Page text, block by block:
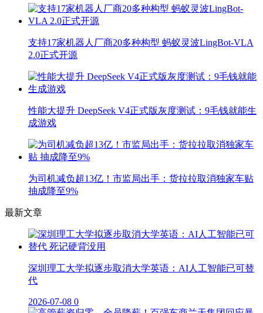
支持17家机器人厂商20多种构型 蚂蚁灵波LingBot-VLA
2.0正式开源
性能大提升 DeepSeek V4正式版灰度测试：9毛钱就能生
成游戏
为司机减负超13亿！市监局出手：货拉拉取消独家车贴
抽成降至9%
最新文章
深圳理工大学拟逐步取消大学英语：AI人工智能已可替
代
2026-07-08 0